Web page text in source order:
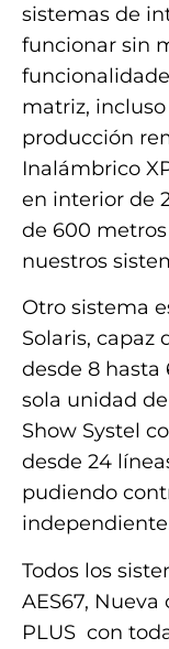
sistemas de
funcionar sin
matriz,
producción
Inalámbrico
en interior de
de 600
nuestros
Otro sistema
Solaris, capaz
desde 8 hasta
sola unidad
Show Systel
desde 24
pudiendo
Todos los
AES67, Nueva
PLUS con